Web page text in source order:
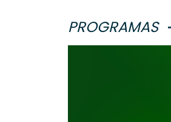
PROGRAMAS